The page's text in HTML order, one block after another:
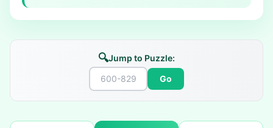
🔍Jump to Puzzle:
Go